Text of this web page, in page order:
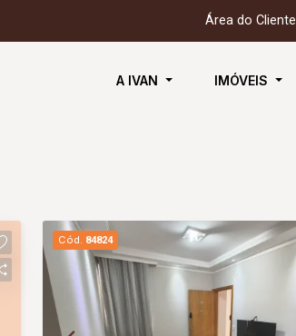
Área do Cliente
A IVAN IMÓVEIS
Cód. 84824